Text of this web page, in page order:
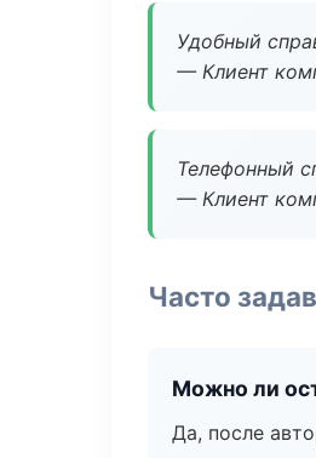
Удобный
— Клиент
Телефонный
— Клиент
Часто
Можно ли
Да, после